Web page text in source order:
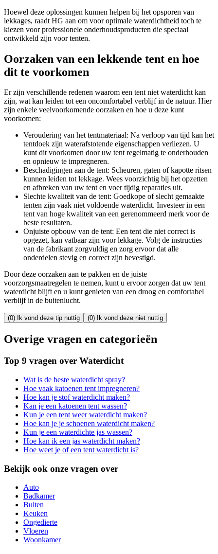
Hoewel deze oplossingen kunnen helpen bij het opsporen van
lekkages, raadt HG aan om voor optimale waterdichtheid toch te
kiezen voor professionele onderhoudsproducten die speciaal
ontwikkeld zijn voor tenten.
Oorzaken van een lekkende tent en hoe
dit te voorkomen
Er zijn verschillende redenen waarom een tent niet waterdicht kan
zijn, wat kan leiden tot een oncomfortabel verblijf in de natuur. Hier
zijn enkele veelvoorkomende oorzaken en hoe u deze kunt
voorkomen:
Veroudering van het tentmateriaal: Na verloop van tijd kan het
tentdoek zijn waterafstotende eigenschappen verliezen. U
kunt dit voorkomen door uw tent regelmatig te onderhouden
en opnieuw te impregneren.
Beschadigingen aan de tent: Scheuren, gaten of kapotte ritsen
kunnen leiden tot lekkage. Wees voorzichtig bij het opzetten
en afbreken van uw tent en voer tijdig reparaties uit.
Slechte kwaliteit van de tent: Goedkope of slecht gemaakte
tenten zijn vaak niet voldoende waterdicht. Investeer in een
tent van hoge kwaliteit van een gerenommeerd merk voor de
beste resultaten.
Onjuiste opbouw van de tent: Een tent die niet correct is
opgezet, kan vatbaar zijn voor lekkage. Volg de instructies
van de fabrikant zorgvuldig en zorg ervoor dat alle
onderdelen stevig en correct zijn bevestigd.
Door deze oorzaken aan te pakken en de juiste
voorzorgsmaatregelen te nemen, kunt u ervoor zorgen dat uw tent
waterdicht blijft en u kunt genieten van een droog en comfortabel
verblijf in de buitenlucht.
(0) Ik vond deze tip nuttig (0) Ik vond deze niet nuttig
Overige vragen en categorieën
Top 9 vragen over Waterdicht
Wat is de beste waterdicht spray?
Hoe vaak katoenen tent impregneren?
Hoe kan je stof waterdicht maken?
Kan je een katoenen tent wassen?
Kun je een tent weer waterdicht maken?
Hoe kan je je schoenen waterdicht maken?
Kun je een waterdichte jas wassen?
Hoe kan ik een jas waterdicht maken?
Hoe weet je of een tent waterdicht is?
Bekijk ook onze vragen over
Auto
Badkamer
Buiten
Keuken
Ongedierte
Vloeren
Woonkamer